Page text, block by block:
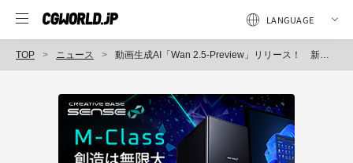
TOP ニュース 動画生成AI「Wan 2.5-Preview」リリース！ 新アーキテクチャ採用によりテキスト・画像・動画・音声のより強力なモーダルアライメントを実現、1080p・10秒・24fps出力対応